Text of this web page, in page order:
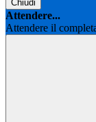
Chiudi
Attendere...
Attendere il